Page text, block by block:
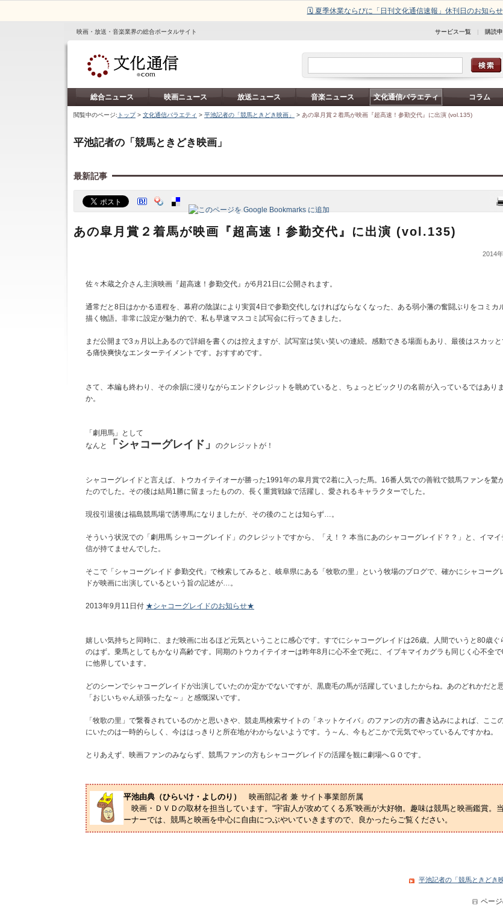
🗓️ 夏季休業ならびに「日刊文化通信速報」休刊日のお知らせ
映画・放送・音楽業界の総合ポータルサイト サービス一覧 | 購読
総合ニュース 映画ニュース 放送ニュース 音楽ニュース 文化通信バラエティ コラム
閲覧中のページ: トップ> 文化通信バラエティ > 平池記者の「競馬ときどき映画」 > あの皐月賞２着馬が映画『超高速！参勤交代』に出演 (vol.135)
平池記者の「競馬ときどき映画」
最新記事
あの皐月賞２着馬が映画『超高速！参勤交代』に出演 (vol.135)
2014
佐々木蔵之介さん主演映画『超高速！参勤交代』が6月21日に公開されます。
通常だと8日はかかる道程を、幕府の陰謀により実質4日で参勤交代しなければならなくなった、ある弱小藩の奮闘ぶりをコミカ
描く物語。非常に設定が魅力的で、私も早速マスコミ試写会に行ってきました。
まだ公開まで3ヵ月以上あるので詳細を書くのは控えますが、試写室は笑い笑いの連続。感動できる場面もあり、最後はスカッと
る痛快爽快なエンターテイメントです。おすすめです。
さて、本編も終わり、その余韻に浸りながらエンドクレジットを眺めていると、ちょっとビックリの名前が入っているではあり
か。
「劇用馬」として
なんと
「シャコーグレイド」 のクレジットが！
シャコーグレイドと言えば、トウカイテイオーが勝った1991年の皐月賞で2着に入った馬。16番人気での善戦で競馬ファンを驚
たのでした。その後は結局1勝に留まったものの、長く重賞戦線で活躍し、愛されるキャラクターでした。
現役引退後は福島競馬場で誘導馬になりましたが、その後のことは知らず…。
そういう状況での「劇用馬 シャコーグレイド」のクレジットですから、「え！？ 本当にあのシャコーグレイド？？」と、イマイ
信が持てませんでした。
そこで「シャコーグレイド 参勤交代」で検索してみると、岐阜県にある「牧歌の里」という牧場のブログで、確かにシャコーグ
ドが映画に出演しているという旨の記述が…。
2013年9月11日付 ★シャコーグレイドのお知らせ★
嬉しい気持ちと同時に、まだ映画に出るほど元気ということに感心です。すでにシャコーグレイドは26歳。人間でいうと80歳ぐ
のはず。乗馬としてもかなり高齢です。同期のトウカイテイオーは昨年8月に心不全で死に、イブキマイカグラも同じく心不全
に他界しています。
どのシーンでシャコーグレイドが出演していたのか定かでないですが、黒鹿毛の馬が活躍していましたからね。あのどれかだと
「おじいちゃん頑張ったな～」と感慨深いです。
「牧歌の里」で繋養されているのかと思いきや、競走馬検索サイトの「ネットケイバ」のファンの方の書き込みによれば、ここ
にいたのは一時的らしく、今ははっきりと所在地がわからないようです。う～ん、今もどこかで元気でやっているんですかね。
とりあえず、映画ファンのみならず、競馬ファンの方もシャコーグレイドの活躍を観に劇場へＧＯです。
平池由典（ひらいけ・よしのり） 映画部記者 兼 サイト事業部所属
映画・ＤＶＤの取材を担当しています。“宇宙人が攻めてくる系”映画が大好物。趣味は競馬と映画鑑賞。
ーナーでは、競馬と映画を中心に自由につぶやいていきますので、良かったらご覧ください。
平池記者の「競馬ときどき
ペー